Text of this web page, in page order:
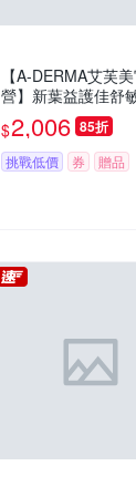
【A-DERMA艾芙
營】新葉益護佳舒
0ml 2入組
$2,006 85折
挑戰低價 券 贈品